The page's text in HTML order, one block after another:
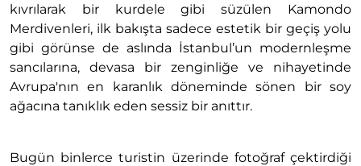
kıvrılarak bir kurdele gibi süzülen Kamondo
Merdivenleri, ilk bakışta sadece estetik bir geçiş yolu
gibi görünse de aslında İstanbul’un modernleşme
sancılarına, devasa bir zenginliğe ve nihayetinde
Avrupa'nın en karanlık döneminde sönen bir soy
ağacına tanıklık eden sessiz bir anıttır.
Bugün binlerce turistin üzerinde fotoğraf çektirdiği